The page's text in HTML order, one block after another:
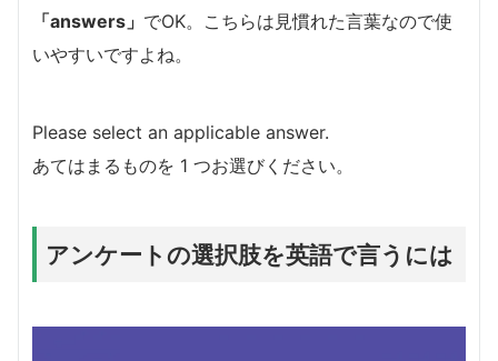
「answers」 でOK。こちらは見慣れた言葉なので使
いやすいですよね。
Please select an applicable answer.
あてはまるものを 1 つお選びください。
アンケートの選択肢を英語で言うには